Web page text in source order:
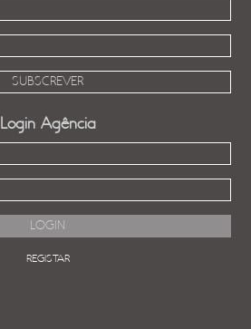
Login Agência
REGISTAR